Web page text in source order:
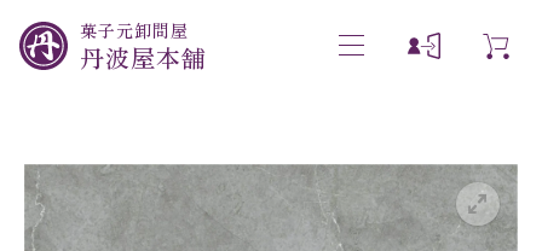
菓子元卸問屋
丹波屋本舗